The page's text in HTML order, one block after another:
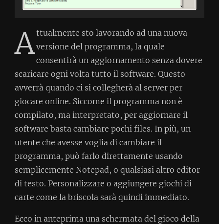
Attualmente sto lavorando ad una nuova
versione del programma, la quale
consentirà un aggiornamento senza dovere
scaricare ogni volta tutto il software. Questo
avverrà quando ci si collegherà al server per
giocare online. Siccome il programma non è
compilato, ma interpretato, per aggiornare il
software basta cambiare pochi files. In più, un
utente che avesse voglia di cambiare il
programma, può farlo direttamente usando
semplicemente Notepad, o qualsiasi altro editor
di testo. Personalizzare o aggiungere giochi di
carte come la briscola sarà quindi immediato.
Ecco in anteprima una schermata del gioco della